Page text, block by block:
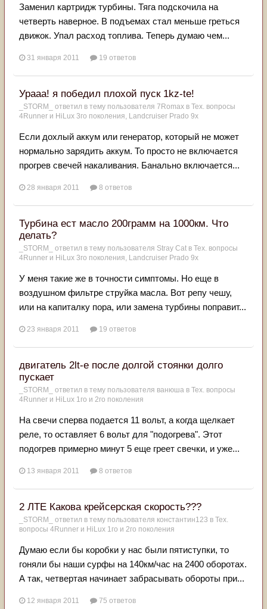
Заменил картридж турбины. Тяга подскочила на
четверть наверное. В подъемах стал меньше греться
движок. Упал расход топлива. Теперь думаю чем...
31 января 2011 19 ответов
Урааа! я победил плохой пуск 1kz-te!
_STORM_ ответил в тему пользователя 7Romax в Тех. вопросы
4Runner и HiLux 3го поколения, Landсruiser Prado 9x
Если дохлый аккум или генератор, который не может
нормально зарядить аккум. То просто не включается
прогрев свечей накаливания. Банально включается...
28 января 2011 8 ответов
Турбина ест масло 200грамм на 1000км. Что
делать?
_STORM_ ответил в тему пользователя Stray Cat в Тех. вопросы
4Runner и HiLux 3го поколения, Landсruiser Prado 9x
У меня такие же в точности симптомы. Но еще в
воздушном фильтре струйка масла. Вот репу чешу,
или на капиталку пора, или замена турбины поправит...
23 января 2011 19 ответов
двигатель 2lt-e после долгой стоянки долго
пускает
_STORM_ ответил в тему пользователя ванюша в Тех. вопросы
4Runner и HiLux 1го и 2го поколения
На свечи сперва подается 11 вольт, а когда щелкает
реле, то оставляет 6 вольт для "подогрева". Этот
подогрев примерно минут 5 еще греет свечки, и уже...
13 января 2011 8 ответов
2 ЛТЕ Какова крейсерская скорость???
_STORM_ ответил в тему пользователя константин123 в Тех.
вопросы 4Runner и HiLux 1го и 2го поколения
Думаю если бы коробки у нас были пятиступки, то
гоняли бы наши сурфы на 140км/час на 2400 оборотах.
А так, четвертая начинает забрасывать обороты при...
12 января 2011 75 ответов